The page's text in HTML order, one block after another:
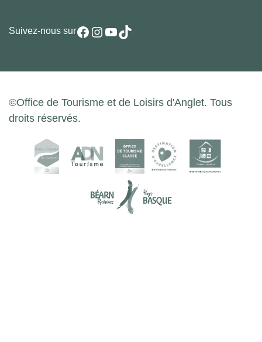
Suivez-nous surFacebook
Instagram
YouTube
TikTok
©Office de Tourisme et de Loisirs d'Anglet. Tous
droits réservés.